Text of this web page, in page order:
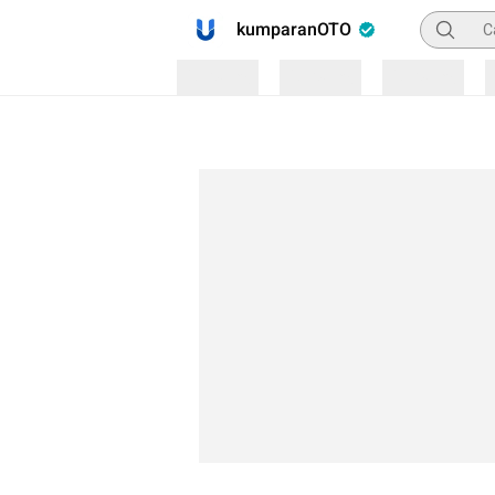
kumparanOTO